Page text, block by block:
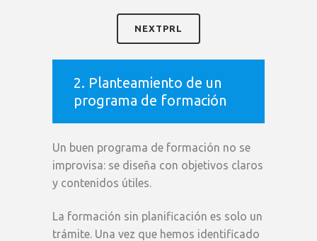
NEXTPRL
2. Planteamiento de un
programa de formación
Un buen programa de formación no se
improvisa: se diseña con objetivos claros
y contenidos útiles.
La formación sin planificación es solo un
trámite. Una vez que hemos identificado